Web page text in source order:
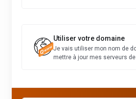
Utiliser votre domaine
Je vais utiliser mon nom de
mettre à jour mes serveurs